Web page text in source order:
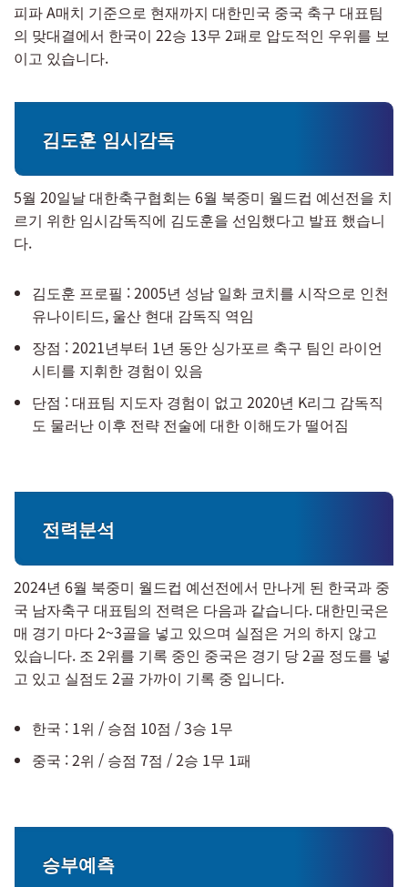
피파 A매치 기준으로 현재까지 대한민국 중국 축구 대표팀
의 맞대결에서 한국이 22승 13무 2패로 압도적인 우위를 보
이고 있습니다.
김도훈 임시감독
5월 20일날 대한축구협회는 6월 북중미 월드컵 예선전을 치
르기 위한 임시감독직에 김도훈을 선임했다고 발표 했습니
다.
김도훈 프로필 : 2005년 성남 일화 코치를 시작으로 인천
유나이티드, 울산 현대 감독직 역임
장점 : 2021년부터 1년 동안 싱가포르 축구 팀인 라이언
시티를 지휘한 경험이 있음
단점 : 대표팀 지도자 경험이 없고 2020년 K리그 감독직
도 물러난 이후 전략 전술에 대한 이해도가 떨어짐
전력분석
2024년 6월 북중미 월드컵 예선전에서 만나게 된 한국과 중
국 남자축구 대표팀의 전력은 다음과 같습니다. 대한민국은
매 경기 마다 2~3골을 넣고 있으며 실점은 거의 하지 않고
있습니다. 조 2위를 기록 중인 중국은 경기 당 2골 정도를 넣
고 있고 실점도 2골 가까이 기록 중 입니다.
한국 : 1위 / 승점 10점 / 3승 1무
중국 : 2위 / 승점 7점 / 2승 1무 1패
승부예측